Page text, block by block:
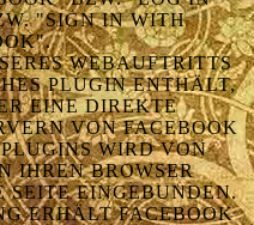
"SIGN IN WITH
WEBAUFTRITTS
PLUGIN ENTHÄLT,
EINE DIREKTE
VON FACEBOOK
WIRD VON
IHREN BROWSER
EINGEBUNDEN.
ERHÄLT FACEBOOK